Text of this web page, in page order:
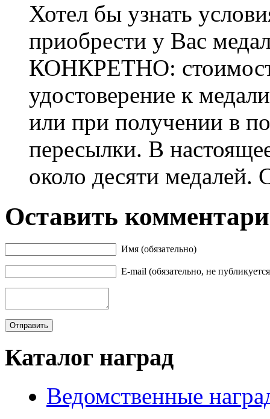
Хотел бы узнать
приобрести у Вас
КОНКРЕТНО:
удостоверение к
или при получении в
пересылки. В
около десяти
Оставить
Имя (обязательно)
E-mail (обязательно, не
Каталог наград
Ведомственные